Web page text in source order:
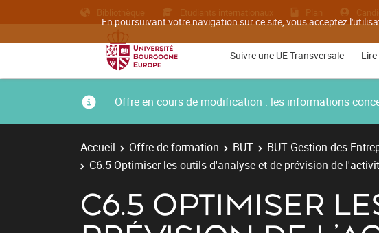
En poursuivant votre navigation sur ce site, vous acceptez
Bibliothèque Etudiants internationaux Plan
Suivre une UE Transversale
Offre en cours de modification : les informations
Accueil Offre de formation BUT BUT Gestion des
C6.5 Optimiser les outils d'analyse et de prévision de
C6.5 OPTIMISER